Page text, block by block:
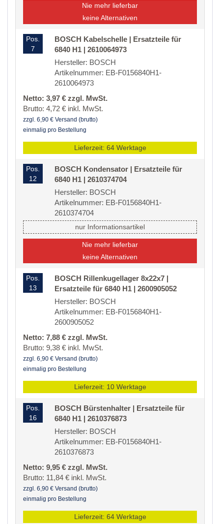
Nie mehr lieferbar
keine Alternativen
Pos.
7
BOSCH Kabelschelle | Ersatzteile für
6840 H1 | 2610064973
Hersteller: BOSCH
Artikelnummer: EB-F0156840H1-
2610064973
Netto: 3,97 € zzgl. MwSt.
Brutto: 4,72 € inkl. MwSt.
zzgl. 6,90 € Versand (brutto)
einmalig pro Bestellung
Lieferzeit: 64 Werktage
Pos.
12
BOSCH Kondensator | Ersatzteile für
6840 H1 | 2610374704
Hersteller: BOSCH
Artikelnummer: EB-F0156840H1-
2610374704
nur Informationsartikel
Nie mehr lieferbar
keine Alternativen
Pos.
13
BOSCH Rillenkugellager 8x22x7 |
Ersatzteile für 6840 H1 | 2600905052
Hersteller: BOSCH
Artikelnummer: EB-F0156840H1-
2600905052
Netto: 7,88 € zzgl. MwSt.
Brutto: 9,38 € inkl. MwSt.
zzgl. 6,90 € Versand (brutto)
einmalig pro Bestellung
Lieferzeit: 10 Werktage
Pos.
16
BOSCH Bürstenhalter | Ersatzteile für
6840 H1 | 2610376873
Hersteller: BOSCH
Artikelnummer: EB-F0156840H1-
2610376873
Netto: 9,95 € zzgl. MwSt.
Brutto: 11,84 € inkl. MwSt.
zzgl. 6,90 € Versand (brutto)
einmalig pro Bestellung
Lieferzeit: 64 Werktage